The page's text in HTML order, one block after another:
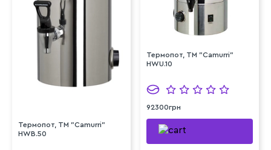
Термопот, TM "Camurri"
HWB.50
Термопот, TM "Camurri"
HWU.10
92300грн